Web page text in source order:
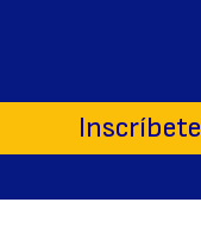
Inscríbete